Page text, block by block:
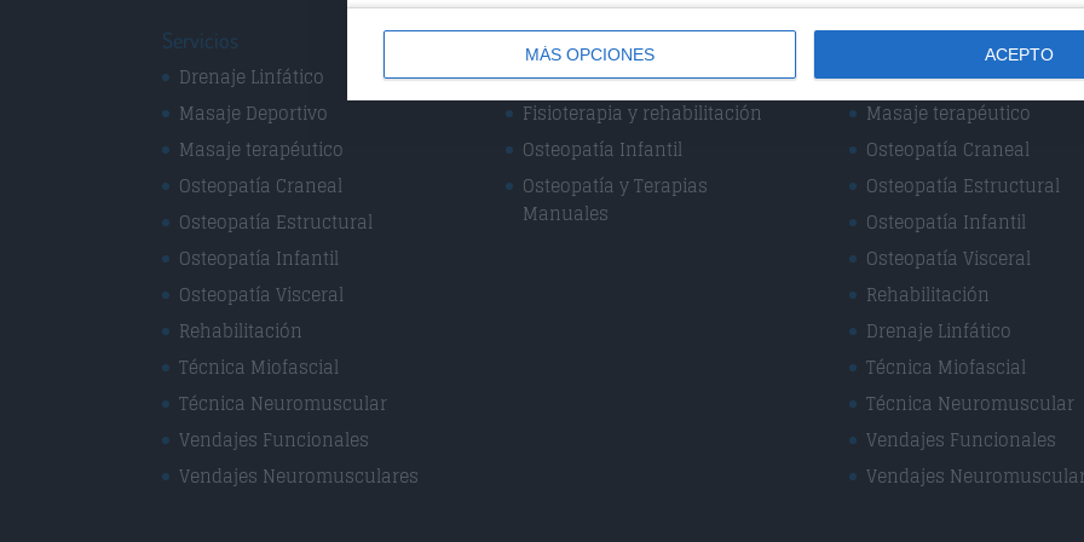
MÁS OPCIONES ACEPTO
Servicios
Drenaje Linfático
Masaje Deportivo
Masaje terapéutico
Osteopatía Craneal
Osteopatía Estructural
Osteopatía Infantil
Osteopatía Visceral
Rehabilitación
Técnica Miofascial
Técnica Neuromuscular
Vendajes Funcionales
Vendajes Neuromusculares
Especialidades
Fisioterapia Deportiva
Fisioterapia y rehabilitación
Osteopatía Infantil
Osteopatía y Terapias
Manuales
Masaje Deportivo
Masaje terapéutico
Osteopatía Craneal
Osteopatía Estructural
Osteopatía Infantil
Osteopatía Visceral
Rehabilitación
Drenaje Linfático
Técnica Miofascial
Técnica Neuromuscular
Vendajes Funcionales
Vendajes